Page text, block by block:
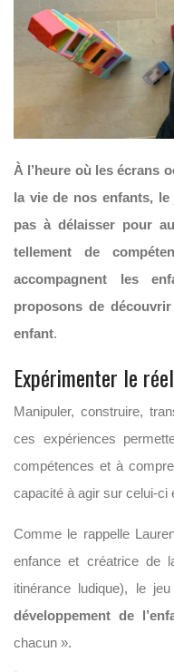
À l’heure où les écrans
la vie de nos enfants,
pas à délaisser pour
tellement de
accompagnent les
proposons de
enfant.
Expérimenter le réel
Manipuler, construire,
ces expériences
compétences et à
capacité à agir sur celui-ci
Comme le rappelle
enfance et créatrice de
itinérance ludique), le
développement de
chacun ».